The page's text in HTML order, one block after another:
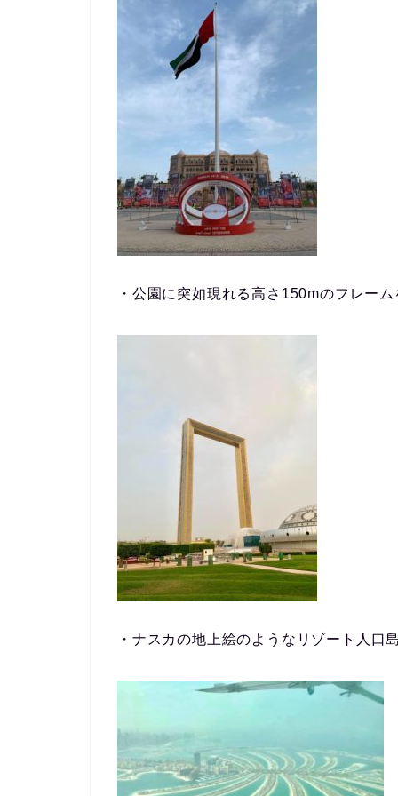
・公園に突如現れる高さ150mのフレー
・ナスカの地上絵のようなリゾート人口